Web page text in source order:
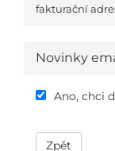
fakturační
Novinky
Ano, chci
Zpět